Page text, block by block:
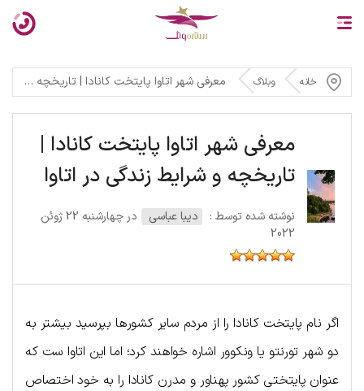
خانه وبلاگ معرفی شهر اتاوا پایتخت کانادا | تاریخچه و شرایط زندگی در اتاوا
معرفی شهر اتاوا پایتخت کانادا |
تاریخچه و شرایط زندگی در اتاوا
نوشته شده توسط : دیبا عباسی
در چهارشنبه 22 ژوئن
2022
اگر نام پایتخت کانادا را از مردم سایر کشورها بپرسید بیشتر به
دو شهر تورنتو یا ونکوور اشاره خواهند کرد؛ اما این اتاوا ست که
عنوان پایتختی کشور پهناور و مدرن کانادا را به خود اختصاص